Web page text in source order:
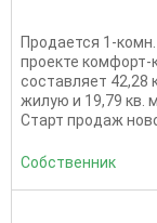
Продается 1-
проекте
составляет 42,28
жилую и 19,79 кв.
Старт продаж
Собственник